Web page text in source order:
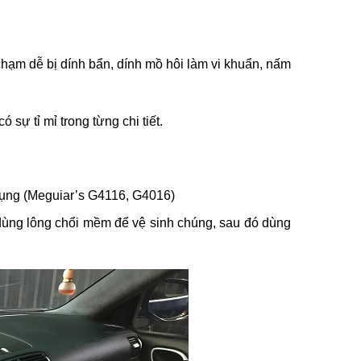
dễ bị dính bẩn, dính mồ hôi làm vi khuẩn, nấm
sự tỉ mỉ trong từng chi tiết.
(Meguiar’s G4116, G4016)
lông chổi mềm để vệ sinh chúng, sau đó dùng